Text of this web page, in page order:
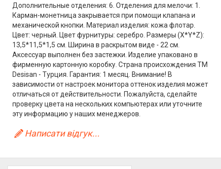
Дополнительные отделения: 6. Отделения для мелочи: 1.
Карман-монетница закрывается при помощи клапана и
механической кнопки. Материал изделия: кожа флотар.
Цвет: черный. Цвет фурнитуры: серебро. Размеры (X*Y*Z):
13,5*11,5*1,5 см. Ширина в раскрытом виде - 22 см.
Аксессуар выполнен без застежки. Изделие упаковано в
фирменную картонную коробку. Страна происхождения ТМ
Desisan - Турция. Гарантия: 1 месяц. Внимание! В
зависимости от настроек монитора оттенок изделия может
отличаться от действительности. Пожалуйста, сделайте
проверку цвета на нескольких компьютерах или уточните
эту информацию у наших менеджеров.
Написати відгук...